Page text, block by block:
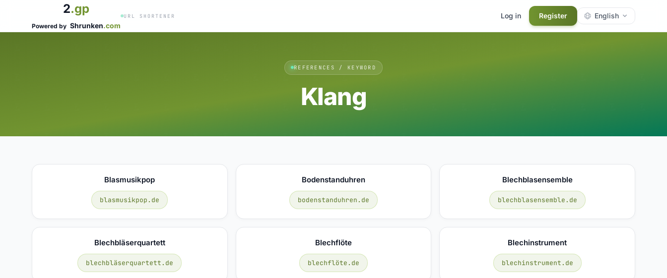
2.gp
Powered by Shrunken.com
URL SHORTENER Log in Register English
REFERENCES / KEYWORD
Klang
Blasmusikpop
blasmusikpop.de
Bodenstanduhren
bodenstanduhren.de
Blechblasensemble
blechblasensemble.de
Blechbläserquartett
blechbläserquartett.de
Blechflöte
blechflöte.de
Blechinstrument
blechinstrument.de